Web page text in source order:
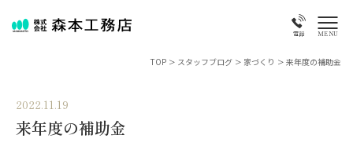
電話 MENU
TOP > スタッフブログ > 家づくり > 来年度の補助金
2022.11.19
来年度の補助金